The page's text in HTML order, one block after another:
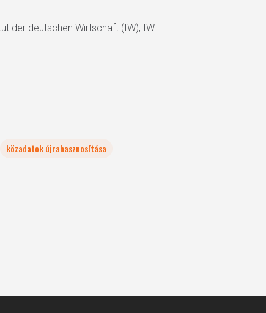
der deutschen Wirtschaft (IW), IW-
közadatok újrahasznosítása